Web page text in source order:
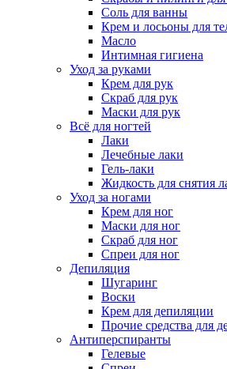
Соль для ванны
Крем и лосьоны для
Масло
Интимная гигиена
Уход за руками
Крем для рук
Скраб для рук
Маски для рук
Всё для ногтей
Лаки
Лечебные лаки
Гель-лаки
Жидкость для снятия
Уход за ногами
Крем для ног
Маски для ног
Скраб для ног
Спреи для ног
Депиляция
Шугаринг
Воски
Крем для депиляции
Прочие средства для
Антиперспиранты
Гелевые